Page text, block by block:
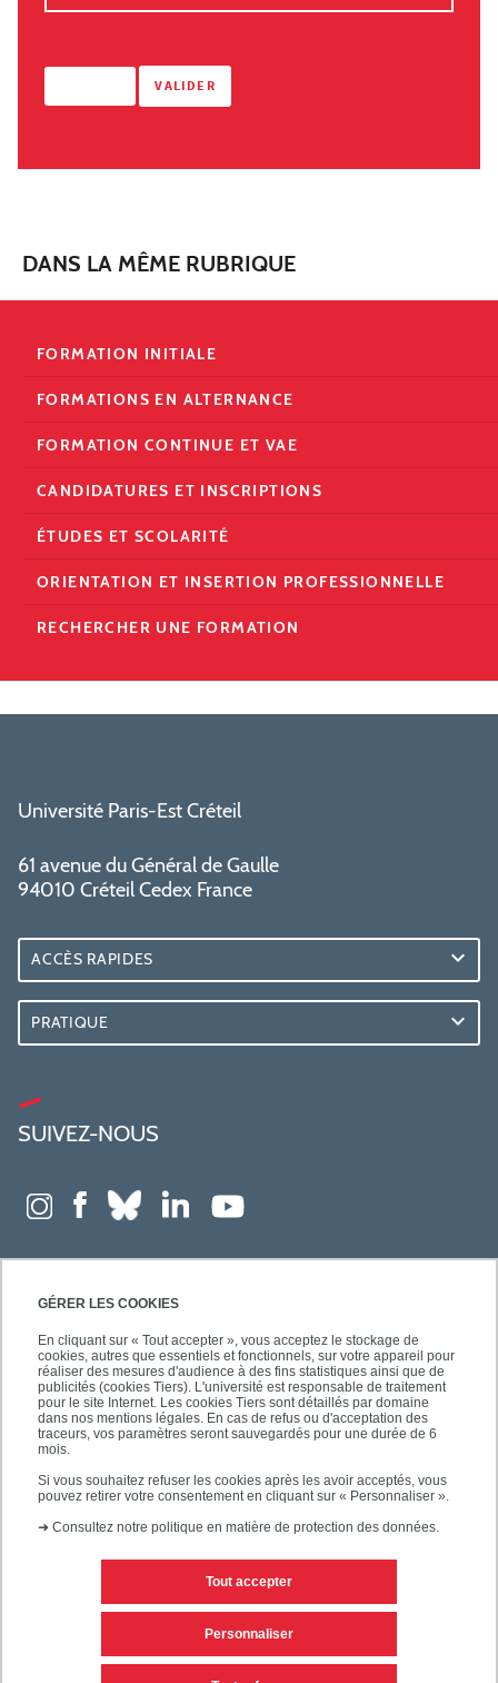
GÉRER LES COOKIES
En cliquant sur « Tout accepter », vous acceptez le stockage de
cookies, autres que essentiels et fonctionnels, sur votre appareil pour
réaliser des mesures d'audience à des fins statistiques ainsi que de
publicités (cookies Tiers). L'université est responsable de traitement
pour le site Internet. Les cookies Tiers sont détaillés par domaine
dans nos mentions légales. En cas de refus ou d'acceptation des
traceurs, vos paramètres seront sauvegardés pour une durée de 6
mois.
Si vous souhaitez refuser les cookies après les avoir acceptés, vous
pouvez retirer votre consentement en cliquant sur « Personnaliser ».
➜ Consultez notre politique en matière de protection des données.
Tout accepter
Personnaliser
DANS LA MÊME RUBRIQUE
FORMATION INITIALE
FORMATIONS EN ALTERNANCE
FORMATION CONTINUE ET VAE
CANDIDATURES ET INSCRIPTIONS
ÉTUDES ET SCOLARITÉ
ORIENTATION ET INSERTION PROFESSIONNELLE
RECHERCHER UNE FORMATION
Université Paris-Est Créteil
61 avenue du Général de Gaulle
94010 Créteil Cedex France
ACCÈS RAPIDES
PRATIQUE
SUIVEZ-NOUS
Mentions légales
Personnaliser les cookies Plan du site